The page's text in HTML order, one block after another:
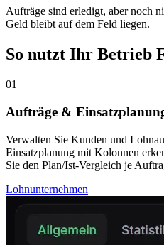
Aufträge sind erledigt, aber noch
Geld bleibt auf dem Feld liegen.
So nutzt Ihr Betrieb
01
Aufträge &
Verwalten Sie Kunden und
Einsatzplanung mit Kolonnen
Sie den Plan/Ist-Vergleich je
Lohnunternehmen